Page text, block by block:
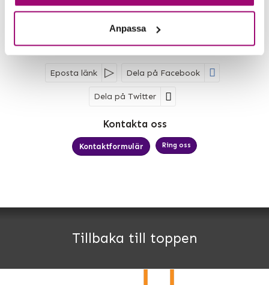
Anpassa
Mer än 8
Eposta länk Dela på Facebook
Dela på Twitter
Sociala medier
Kontakta oss
Kontaktformulär Ring oss
Telefon0511-34 66 60
Tillbaka till toppen